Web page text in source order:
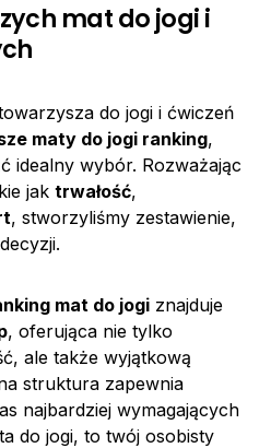
mat do jogi i
do jogi i ćwiczeń
maty do jogi ranking,
idealny wybór. Rozważając
jak trwałość,
, stworzyliśmy zestawienie,
mat do jogi znajduje
, oferująca nie tylko
ale także wyjątkową
struktura zapewnia
najbardziej wymagających
do jogi, to twój osobisty